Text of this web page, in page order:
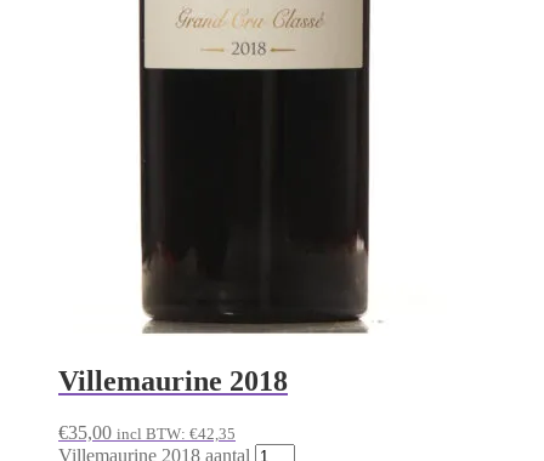
Villemaurine 2018
€35,00 incl BTW: €42,35
Villemaurine 2018 aantal